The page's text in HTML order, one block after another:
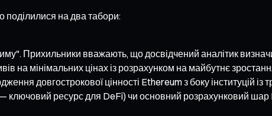
поділилися на два табори:
Прихильники вважають, що досвідчений аналітик
на мінімальних цінах із розрахунком на майбутнє
довгострокової цінності Ethereum з боку інституцій
ключовий ресурс для DeFi) чи основний розрахунковий шар